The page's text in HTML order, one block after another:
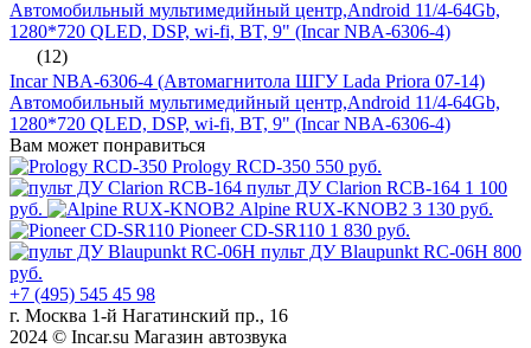
(12)
Incar NBA-6306-4 (Автомагнитола ШГУ Lada Priora 07-14)
Автомобильный мультимедийный центр,Android 11/4-64Gb,
1280*720 QLED, DSP, wi-fi, BT, 9" (Incar NBA-6306-4)
Вам может понравиться
Prology RCD-350 550 руб.
пульт ДУ Clarion RCB-164 1 100
руб.
Alpine RUX-KNOB2 3 130 руб.
Pioneer CD-SR110 1 830 руб.
пульт ДУ Blaupunkt RC-06H 800
руб.
+7 (495) 545 45 98
г. Москва 1-й Нагатинский пр., 16
2024 © Incar.su Магазин автозвука